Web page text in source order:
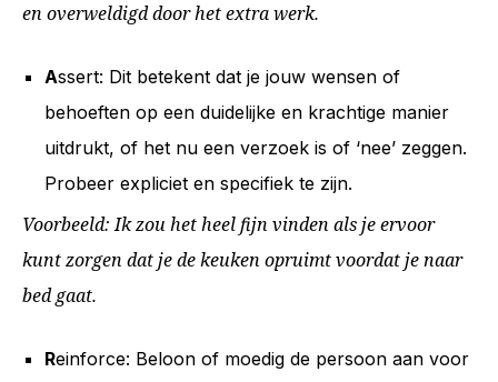
en overweldigd door het extra werk.
Assert: Dit betekent dat je jouw wensen of
behoeften op een duidelijke en krachtige manier
uitdrukt, of het nu een verzoek is of ‘nee’ zeggen.
Probeer expliciet en specifiek te zijn.
Voorbeeld: Ik zou het heel fijn vinden als je ervoor
kunt zorgen dat je de keuken opruimt voordat je naar
bed gaat.
Reinforce: Beloon of moedig de persoon aan voor